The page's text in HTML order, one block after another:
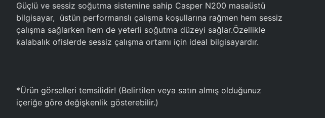
Güçlü ve sessiz soğutma sistemine sahip Casper N200 masaüstü
bilgisayar, üstün performanslı çalışma koşullarına rağmen hem sessiz
çalışma sağlarken hem de yeterli soğutma düzeyi sağlar.Özellikle
kalabalık ofislerde sessiz çalışma ortamı için ideal bilgisayardır.
*Ürün görselleri temsilidir! (Belirtilen veya satın almış olduğunuz
içeriğe göre değişkenlik gösterebilir.)